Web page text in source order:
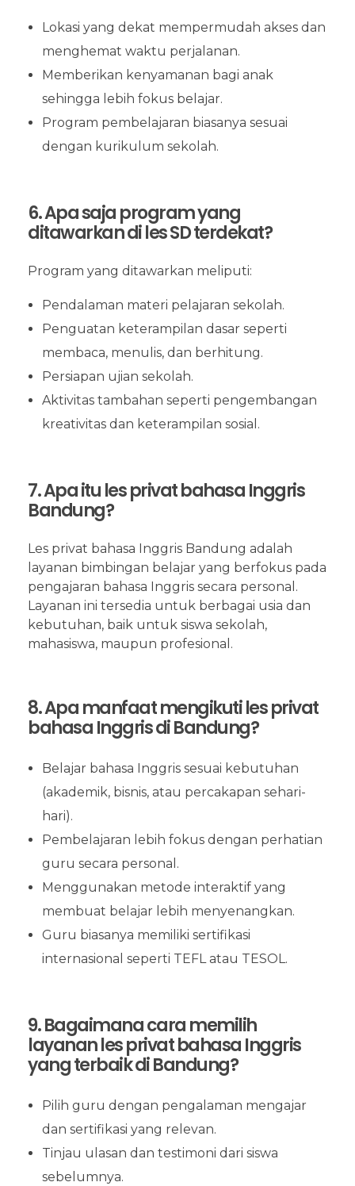
Lokasi yang dekat mempermudah akses dan
menghemat waktu perjalanan.
Memberikan kenyamanan bagi anak
sehingga lebih fokus belajar.
Program pembelajaran biasanya sesuai
dengan kurikulum sekolah.
6. Apa saja program yang
ditawarkan di les SD terdekat?
Program yang ditawarkan meliputi:
Pendalaman materi pelajaran sekolah.
Penguatan keterampilan dasar seperti
membaca, menulis, dan berhitung.
Persiapan ujian sekolah.
Aktivitas tambahan seperti pengembangan
kreativitas dan keterampilan sosial.
7. Apa itu les privat bahasa Inggris
Bandung?
Les privat bahasa Inggris Bandung adalah
layanan bimbingan belajar yang berfokus pada
pengajaran bahasa Inggris secara personal.
Layanan ini tersedia untuk berbagai usia dan
kebutuhan, baik untuk siswa sekolah,
mahasiswa, maupun profesional.
8. Apa manfaat mengikuti les privat
bahasa Inggris di Bandung?
Belajar bahasa Inggris sesuai kebutuhan
(akademik, bisnis, atau percakapan sehari-
hari).
Pembelajaran lebih fokus dengan perhatian
guru secara personal.
Menggunakan metode interaktif yang
membuat belajar lebih menyenangkan.
Guru biasanya memiliki sertifikasi
internasional seperti TEFL atau TESOL.
9. Bagaimana cara memilih
layanan les privat bahasa Inggris
yang terbaik di Bandung?
Pilih guru dengan pengalaman mengajar
dan sertifikasi yang relevan.
Tinjau ulasan dan testimoni dari siswa
sebelumnya.